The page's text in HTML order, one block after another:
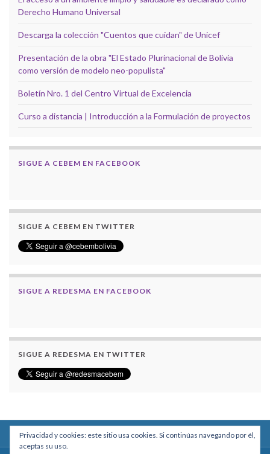
Derecho Humano Universal
Descarga la colección "Cuentos que cuidan" de Unicef
Presentación de la obra "El Estado Plurinacional de Bolivia
como versión de modelo neo-populista"
Boletín Nro. 1 del Centro Virtual de Excelencia
Curso a distancia | Introducción a la Formulación de proyectos
SIGUE A CEBEM EN FACEBOOK
SIGUE A CEBEM EN TWITTER
SIGUE A REDESMA EN FACEBOOK
SIGUE A REDESMA EN TWITTER
Privacidad y cookies: este sitio usa cookies. Si continúas navegando por él,
aceptas su uso.